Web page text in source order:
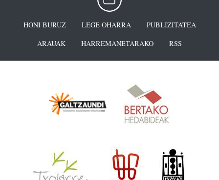
HONI BURUZ LEGE OHARRA
PUBLIZITATEA
ARAUAK
HARREMANETARAKO RSS